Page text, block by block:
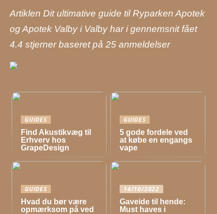
Artiklen Dit ultimative guide til Ryparken Apotek
og Apotek Valby i Valby har i gennemsnit fået
4.4 stjerner baseret på 25 anmeldelser
GUIDES
Find Akustikvæg til
Erhverv hos
GrapeDesign
GUIDES
5 gode fordele ved
at købe en engangs
vape
GUIDES
Hvad du bør være
opmærksom på ved
14/10/2022
Gaveide til hende:
Must haves i